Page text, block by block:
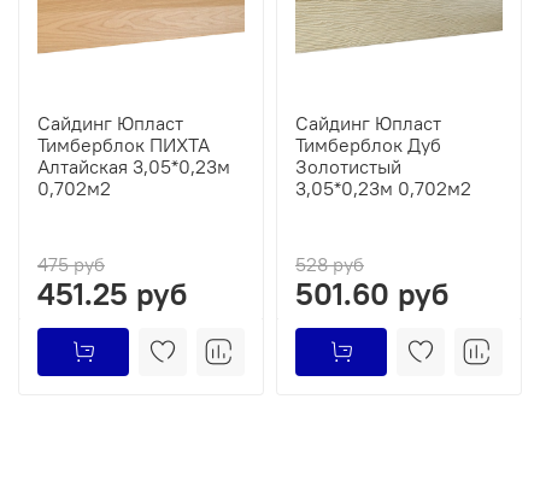
Сайдинг Юпласт
Тимберблок ПИХТА
Алтайская 3,05*0,23м
0,702м2
475 руб
451.25 руб
Сайдинг Юпласт
Тимберблок Дуб
Золотистый
3,05*0,23м 0,702м2
528 руб
501.60 руб